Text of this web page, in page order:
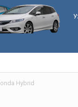
Hybrid